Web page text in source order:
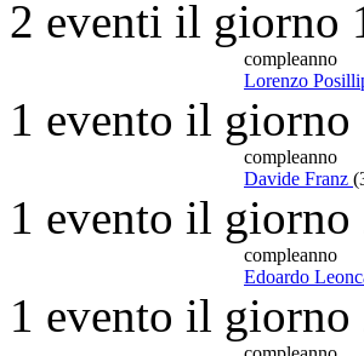
2 eventi il giorno
compleanno
Lorenzo
1 evento il
compleanno
Davide Franz
1 evento il
compleanno
Edoardo
1 evento il